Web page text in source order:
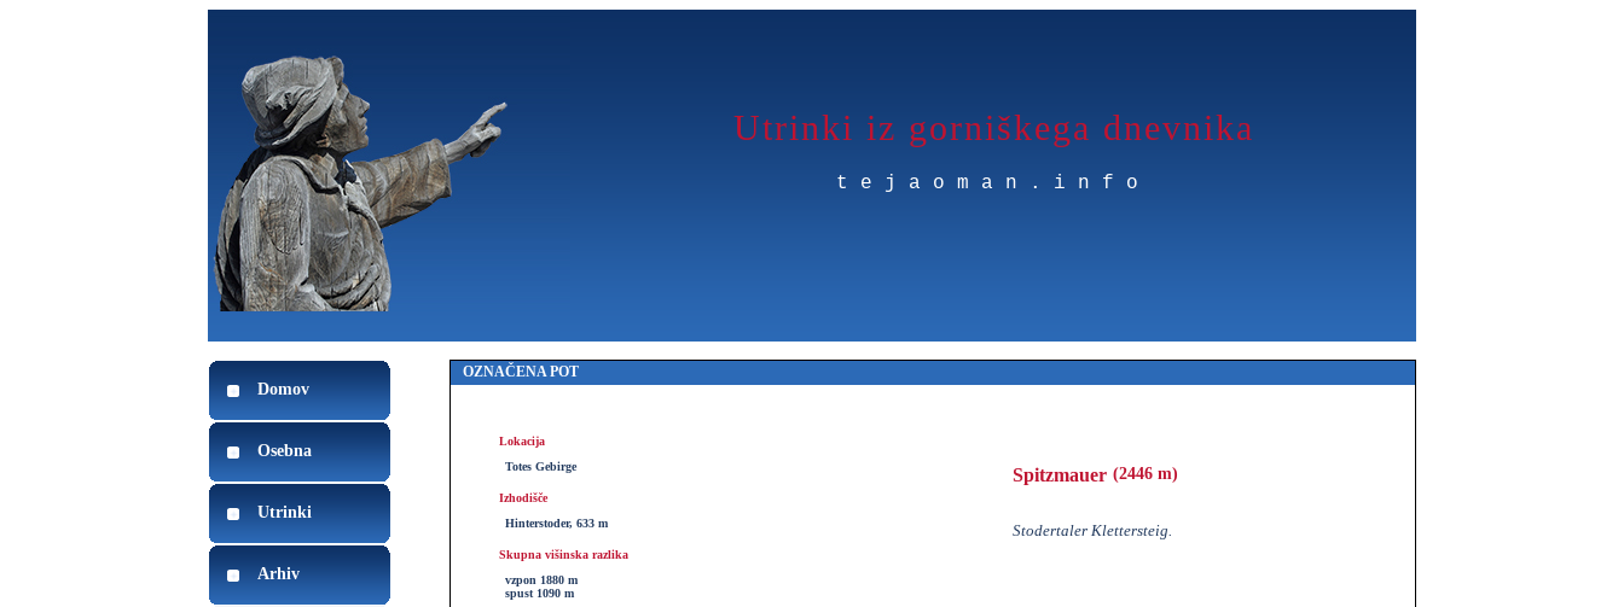
Utrinki iz gorniškega dnevnika
tejaoman.info
Domov
Osebna
Utrinki
Arhiv
OZNAČENA POT
Lokacija
Totes Gebirge
Izhodišče
Hinterstoder, 633 m
Skupna višinska razlika
vzpon 1880 m
spust 1090 m
Spitzmauer (2446 m)
Stodertaler Klettersteig.